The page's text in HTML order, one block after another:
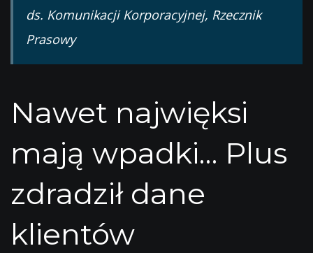
ds. Komunikacji Korporacyjnej, Rzecznik
Prasowy
Nawet najwięksi
mają wpadki… Plus
zdradził dane
klientów